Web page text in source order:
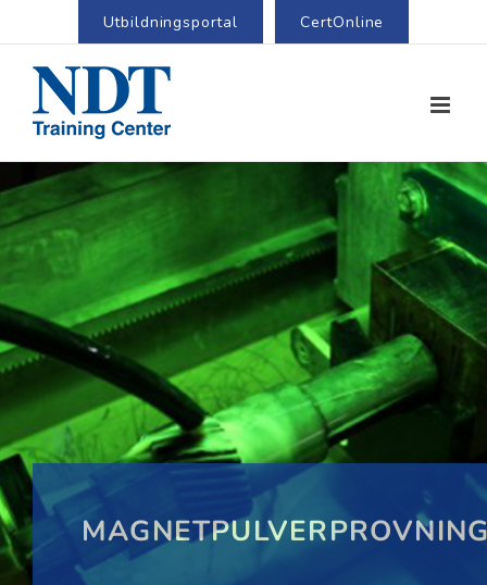
Utbildningsportal CertOnline